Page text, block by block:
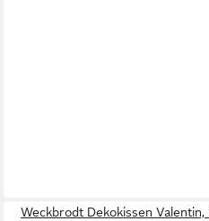
Weckbrodt Dekokissen